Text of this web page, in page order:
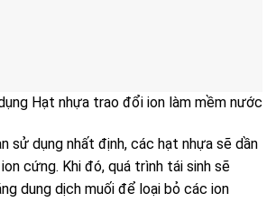
Hạt nhựa trao đổi ion làm mềm nước
sử dụng nhất định, các hạt nhựa sẽ dần
cứng. Khi đó, quá trình tái sinh sẽ
dung dịch muối để loại bỏ các ion